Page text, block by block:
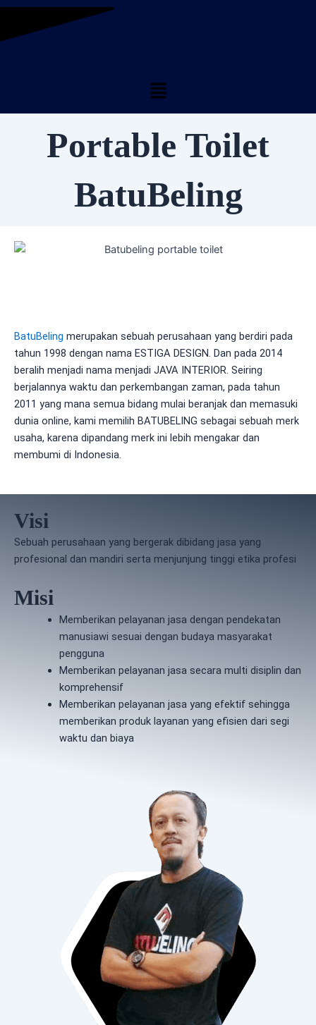
Skip
content
Menu
Portable Toilet
BatuBeling
BatuBeling merupakan sebuah perusahaan yang berdiri pada
tahun 1998 dengan nama ESTIGA DESIGN. Dan pada 2014
beralih menjadi nama menjadi JAVA INTERIOR. Seiring
berjalannya waktu dan perkembangan zaman, pada tahun
2011 yang mana semua bidang mulai beranjak dan memasuki
dunia online, kami memilih BATUBELING sebagai sebuah merk
usaha, karena dipandang merk ini lebih mengakar dan
membumi di Indonesia.
Visi
Sebuah perusahaan yang bergerak dibidang jasa yang
profesional dan mandiri serta menjunjung tinggi etika profesi
Misi
Memberikan pelayanan jasa dengan pendekatan
manusiawi sesuai dengan budaya masyarakat
pengguna
Memberikan pelayanan jasa secara multi disiplin dan
komprehensif
Memberikan pelayanan jasa yang efektif sehingga
memberikan produk layanan yang efisien dari segi
waktu dan biaya